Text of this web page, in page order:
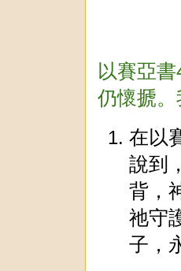
以賽亞
仍懷搋
在以
說到
背，
祂守
子，